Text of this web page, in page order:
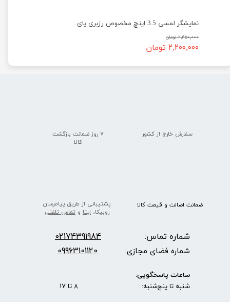
★
نمایشگر لمسی 3.5 اینچ مخصوص رزبری پای
۲,۴۵۰,۰۰۰ تومان
۲,۲۰۰,۰۰۰ تومان
پشتیبانی از طریق پیامرسان
روبیکا،ایتا وتماس تلفنی
سفارش خارج از کشور
۷ روز ضمانت بازگشت
​​​​​​​کالا
ضمانت اصالت و قیمت​​​​​​​ کالا ​​​​​​​
شماره تماس: 02174391984
شماره فضای مجازی: 09963101120
ساعات پاسخگویی:
شنبه تا پنج‌شنبه: 8 تا 17